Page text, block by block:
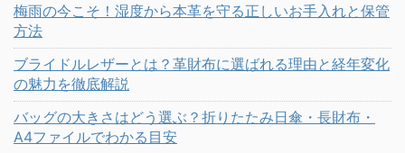
梅雨の今こそ！湿度から本革を守る正しいお手入れと保管
方法
ブライドルレザーとは？革財布に選ばれる理由と経年変化
の魅力を徹底解説
バッグの大きさはどう選ぶ？折りたたみ日傘・長財布・
A4ファイルでわかる目安